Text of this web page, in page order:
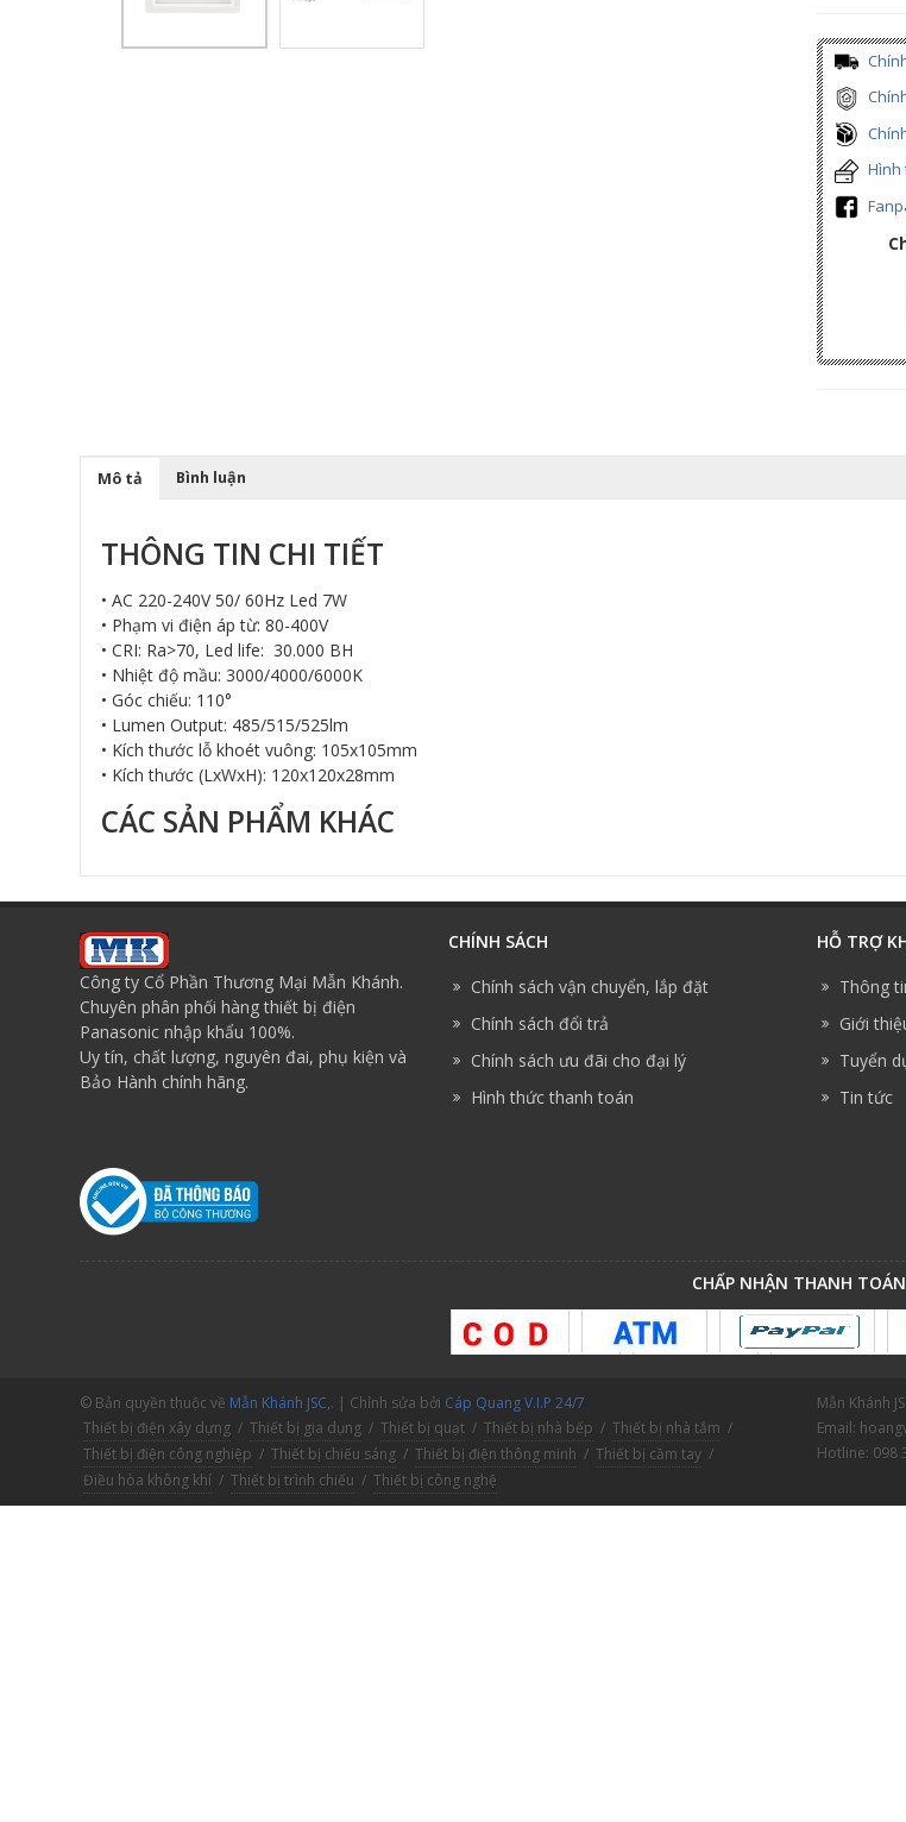
Hình
Mô tả Bình luận
THÔNG TIN CHI TIẾT
• AC 220-240V 50/ 60Hz Led 7W
• Phạm vi điện áp từ: 80-400V
• CRI: Ra>70, Led life: 30.000 BH
• Nhiệt độ mầu: 3000/4000/6000K
• Góc chiếu: 110°
• Lumen Output: 485/515/525lm
• Kích thước lỗ khoét vuông: 105x105mm
• Kích thước (LxWxH): 120x120x28mm
CÁC SẢN PHẨM KHÁC
Công ty Cổ Phần Thương Mại Mẫn Khánh.
Chuyên phân phối hàng thiết bị điện
Panasonic nhập khẩu 100%.
Uy tín, chất lượng, nguyên đai, phụ kiện và
Bảo Hành chính hãng.
CHÍNH SÁCH
Chính sách vận chuyển, lắp đặt
Chính sách đổi trả
Chính sách ưu đãi cho đại lý
Hình thức thanh toán
HỖ TRỢ
Thông
Giới
Tuyển
Tin tức
CHẤP NHẬN THANH TOÁN
© Bản quyền thuộc về Mẫn Khánh JSC,. | Chỉnh sửa bởi Cáp Quang V.I.P 24/7
Thiết bị điện xây dựng / Thiết bị gia dụng / Thiết bị quạt / Thiết bị nhà bếp / Thiết bị nhà tắm /
Thiết bị điện công nghiệp / Thiết bị chiếu sáng / Thiết bị điện thông minh / Thiết bị cầm tay /
Điều hòa không khí / Thiết bị trình chiếu / Thiết bị công nghệ
Mẫn Khánh
Email:
Hotline: 098